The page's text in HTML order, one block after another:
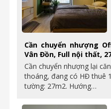
Cần chuyển nhượng
Vân Đồn, Full nội thất,
Cần chuyển nhượng lại
thoáng, đang có HĐ thuê
tường: 27m2. Hướng…